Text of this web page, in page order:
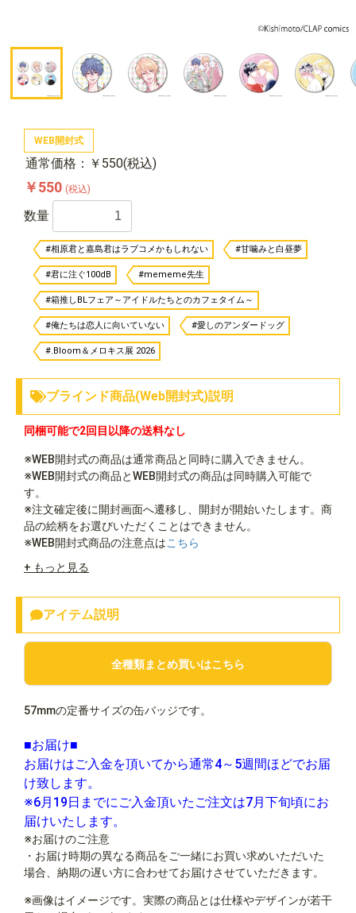
WEB開封式
通常価格：￥550(税込)
￥550 (税込)
数量
#相原君と嘉島君はラブコメかもしれない #甘噛みと白昼夢
#君に注ぐ100dB #mememe先生
#箱推しBLフェア～アイドルたちとのカフェタイム～
#俺たちは恋人に向いていない #愛しのアンダードッグ
#.Bloom＆メロキス展 2026
ブラインド商品(Web開封式)説明
同梱可能で2回目以降の送料なし
※WEB開封式の商品は通常商品と同時に購入できません。
※WEB開封式の商品とWEB開封式の商品は同時購入可能で
す。
※注文確定後に開封画面へ遷移し、開封が開始いたします。商
品の絵柄をお選びいただくことはできません。
※WEB開封式商品の注意点はこちら
+ もっと見る
アイテム説明
全種類まとめ買いはこちら
57mmの定番サイズの缶バッジです。
■お届け■
お届けはご入金を頂いてから通常4～5週間ほどでお届
け致します。
※6月19日までにご入金頂いたご注文は7月下旬頃にお
届けいたします。
※お届けのご注意
・お届け時期の異なる商品をご一緒にお買い求めいただいた
場合、納期の遅い方に合わせてお届けさせていただきます。
※画像はイメージです。実際の商品とは仕様やデザインが若干